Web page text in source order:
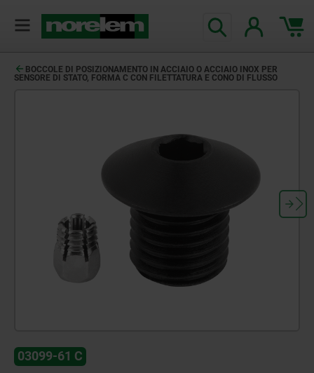
BOCCOLE DI POSIZIONAMENTO IN ACCIAIO O ACCIAIO INOX PER
SENSORE DI STATO, FORMA C CON FILETTATURA E CONO DI FLUSSO
03099-61 C